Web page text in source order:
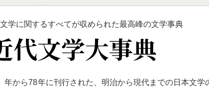
学に関するすべてが収められた最高峰の文学事典
代文学大事典
年から78年に刊行された、明治から現代までの日本文学